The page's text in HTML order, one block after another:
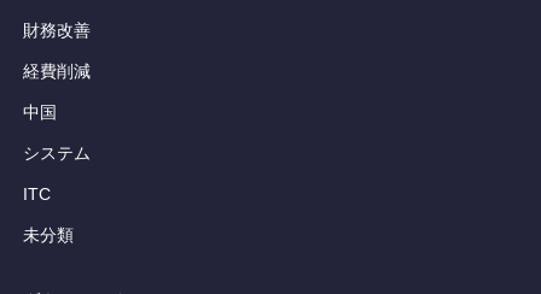
財務改善
経費削減
中国
システム
ITC
未分類